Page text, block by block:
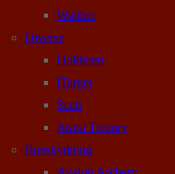
Walther
Diverse
Holderen
iTarget
Scatt
Justra Trezory
Bueskydning